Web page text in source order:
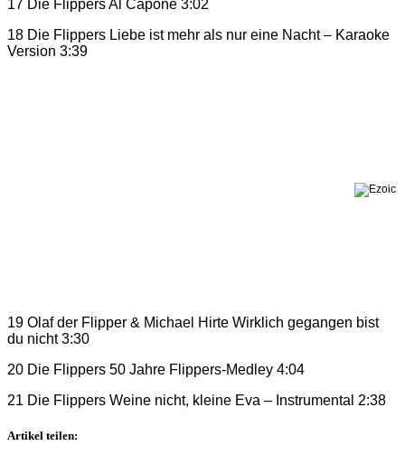
17 Die Flippers Al Capone 3:02
18 Die Flippers Liebe ist mehr als nur eine Nacht – Karaoke
Version 3:39
19 Olaf der Flipper & Michael Hirte Wirklich gegangen bist
du nicht 3:30
20 Die Flippers 50 Jahre Flippers-Medley 4:04
21 Die Flippers Weine nicht, kleine Eva – Instrumental 2:38
Artikel teilen: